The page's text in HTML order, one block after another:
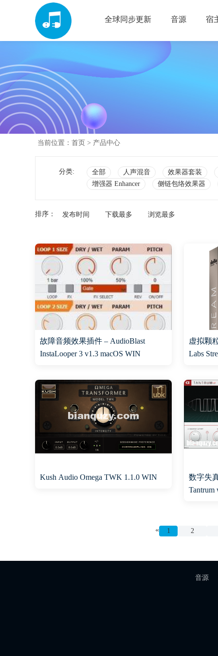
全球同步更新 音源 宿
当前位置： 首页 > 产品中心
分类: 全部 人声混音 效果器套装
增强器 Enhancer
侧链包络效果器
排序： 发布时间 下载最多 浏览最多
故障音频效果插件 – AudioBlast
InstaLooper 3 v1.3 macOS WIN
虚拟颗
Labs
Kush Audio Omega TWK 1.1.0 WIN
数字失
Tantrum
« 1 2
音源